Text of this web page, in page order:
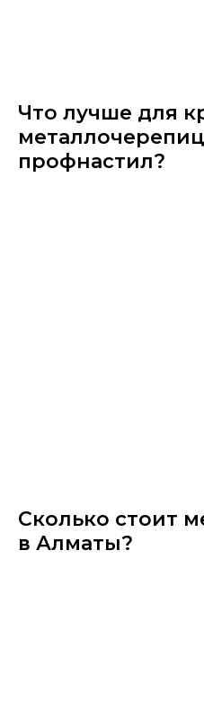
Что лучше для
профнастил?
Сколько стоит
в Алматы?